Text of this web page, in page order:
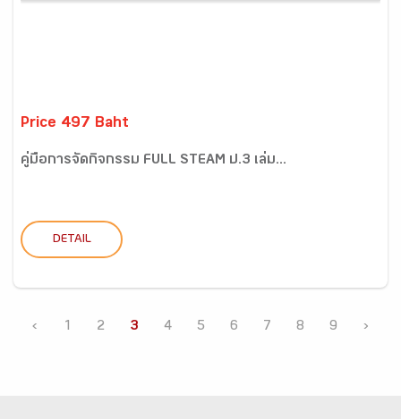
Price 497 Baht
คู่มือการจัดกิจกรรม FULL STEAM ป.3 เล่ม...
DETAIL
‹ 1 2 3 4 5 6 7 8 9 ›